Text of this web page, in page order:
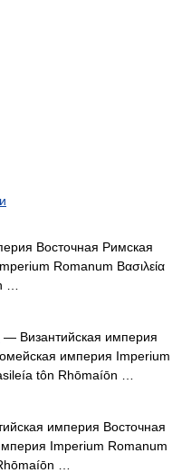
Восточная Римская
Romanum Βασιλεία
…
— Византийская империя
империя Imperium
tôn Rhōmaíōn …
империя Восточная
Imperium Romanum
…